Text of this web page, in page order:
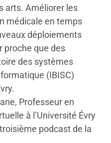
arts. Améliorer les
médicale en temps
déploiements
proche que des
des systèmes
(IBISC)
Professeur en
à l’Université Évry
podcast de la